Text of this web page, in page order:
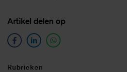
Ar­ti­kel de­len op
Ru­brie­ken